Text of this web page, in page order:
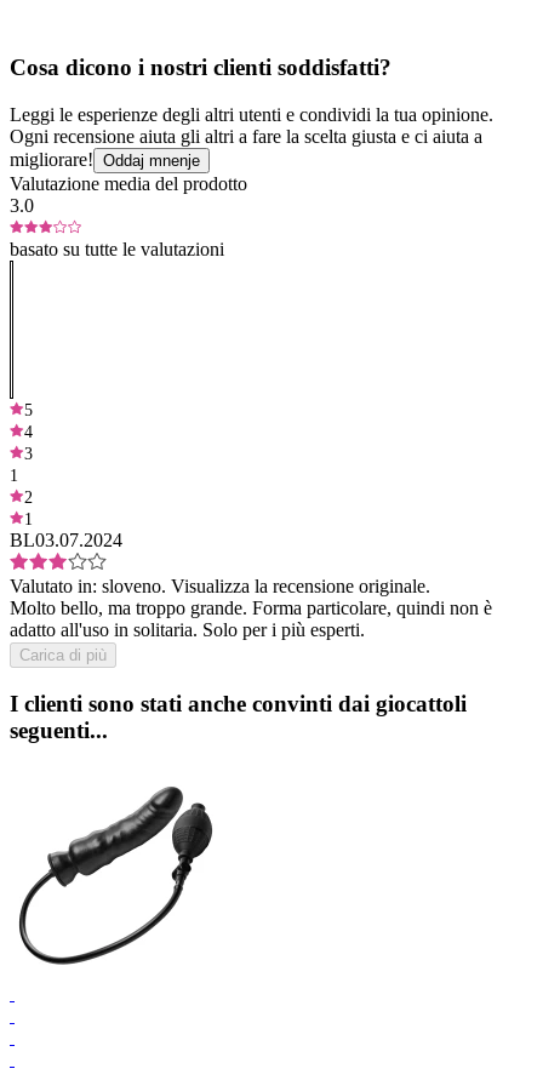
Cosa dicono i nostri clienti soddisfatti?
Leggi le esperienze degli altri utenti e condividi la tua opinione.
Ogni recensione aiuta gli altri a fare la scelta giusta e ci aiuta a
migliorare! Oddaj mnenje
Valutazione media del prodotto
3.0
basato su tutte le valutazioni
5
4
3
1
2
1
BL03.07.2024
Valutato in: sloveno. Visualizza la recensione originale.
Molto bello, ma troppo grande. Forma particolare, quindi non è
adatto all'uso in solitaria. Solo per i più esperti.
Carica di più
I clienti sono stati anche convinti dai giocattoli
seguenti...